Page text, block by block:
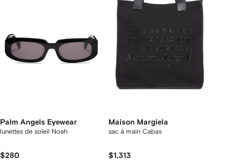
Palm Angels Eyewear
lunettes de soleil Noah
$280
Maison Margiela
sac à main Cabas
$1,313